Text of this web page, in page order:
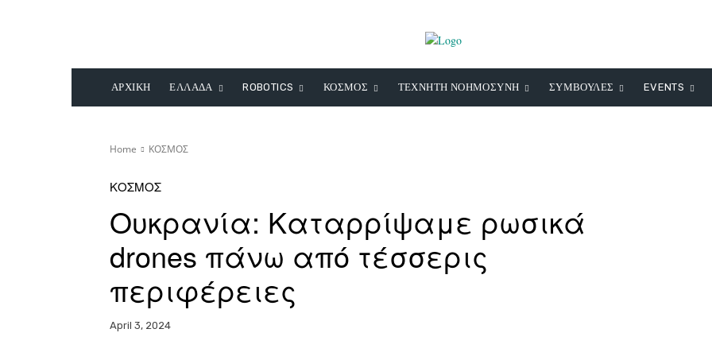
ΑΡΧΙΚΗ ΕΛΛΑΔΑ ROBOTICS ΚΟΣΜΟΣ ΤΕΧΝΗΤΗ ΝΟΗΜΟΣΥΝΗ ΣΥΜΒΟΥΛΕΣ EVENTS
Home ΚΟΣΜΟΣ
ΚΟΣΜΟΣ
Ουκρανία: Καταρρίψαμε ρωσικά
drones πάνω από τέσσερις
περιφέρειες
April 3, 2024